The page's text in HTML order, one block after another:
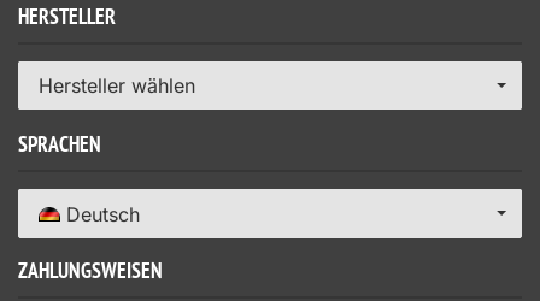
HERSTELLER
Hersteller wählen
SPRACHEN
Deutsch
ZAHLUNGSWEISEN